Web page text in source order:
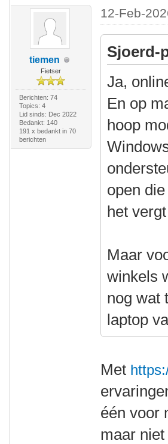
tiemen
Fietser
Berichten: 74
Topics: 4
Lid sinds: Dec 2022
Bedankt: 140
191 x bedankt in 70
berichten
12-Feb-
Sjoerd-
Ja,
En op
hoop
open
het
Maar
winkels
nog wat
laptop
Met
één voor
maar